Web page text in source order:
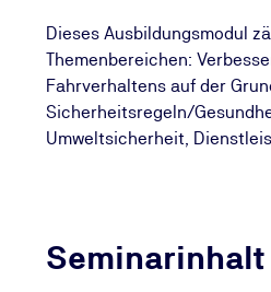
Dieses Ausbildungsmodul
Themenbereichen:
Fahrverhaltens auf der
Sicherheitsregeln/
Umweltsicherheit,
Seminarinhalt